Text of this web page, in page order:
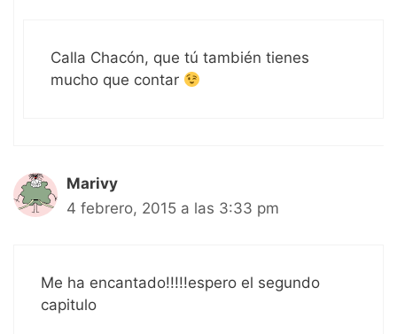
Calla Chacón, que tú también tienes
mucho que contar
Marivy
4 febrero, 2015 a las 3:33 pm
Me ha encantado!!!!!espero el segundo
capitulo